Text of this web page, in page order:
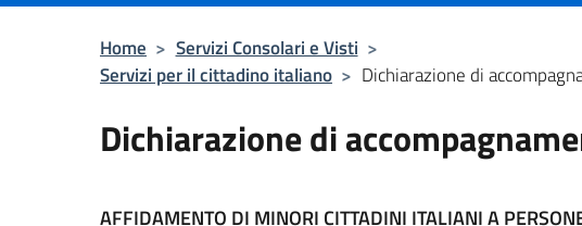
Home > Servizi Consolari e Visti >
Servizi per il cittadino italiano > Dichiarazione di
Dichiarazione di
AFFIDAMENTO DI MINORI CITTADINI ITALIANI A